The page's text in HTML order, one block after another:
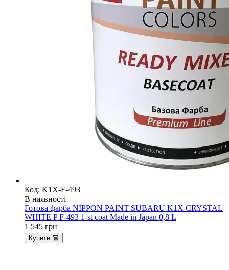
Код: K1X-F-493
В наявності
Готова фарба NIPPON PAINT SUBARU K1X CRYSTAL
WHITE P F-493 1-st coat Made in Japan 0,8 L
1 545 грн
Купити